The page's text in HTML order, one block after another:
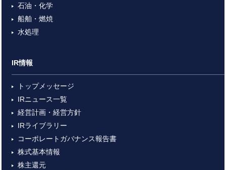
石油・化学
船舶・燃焼
水処理
IR情報
トップメッセージ
IRニュース一覧
経営計画・経営方針
IRライブラリー
コーポレートガバナンス報告書
株式基本情報
株主還元